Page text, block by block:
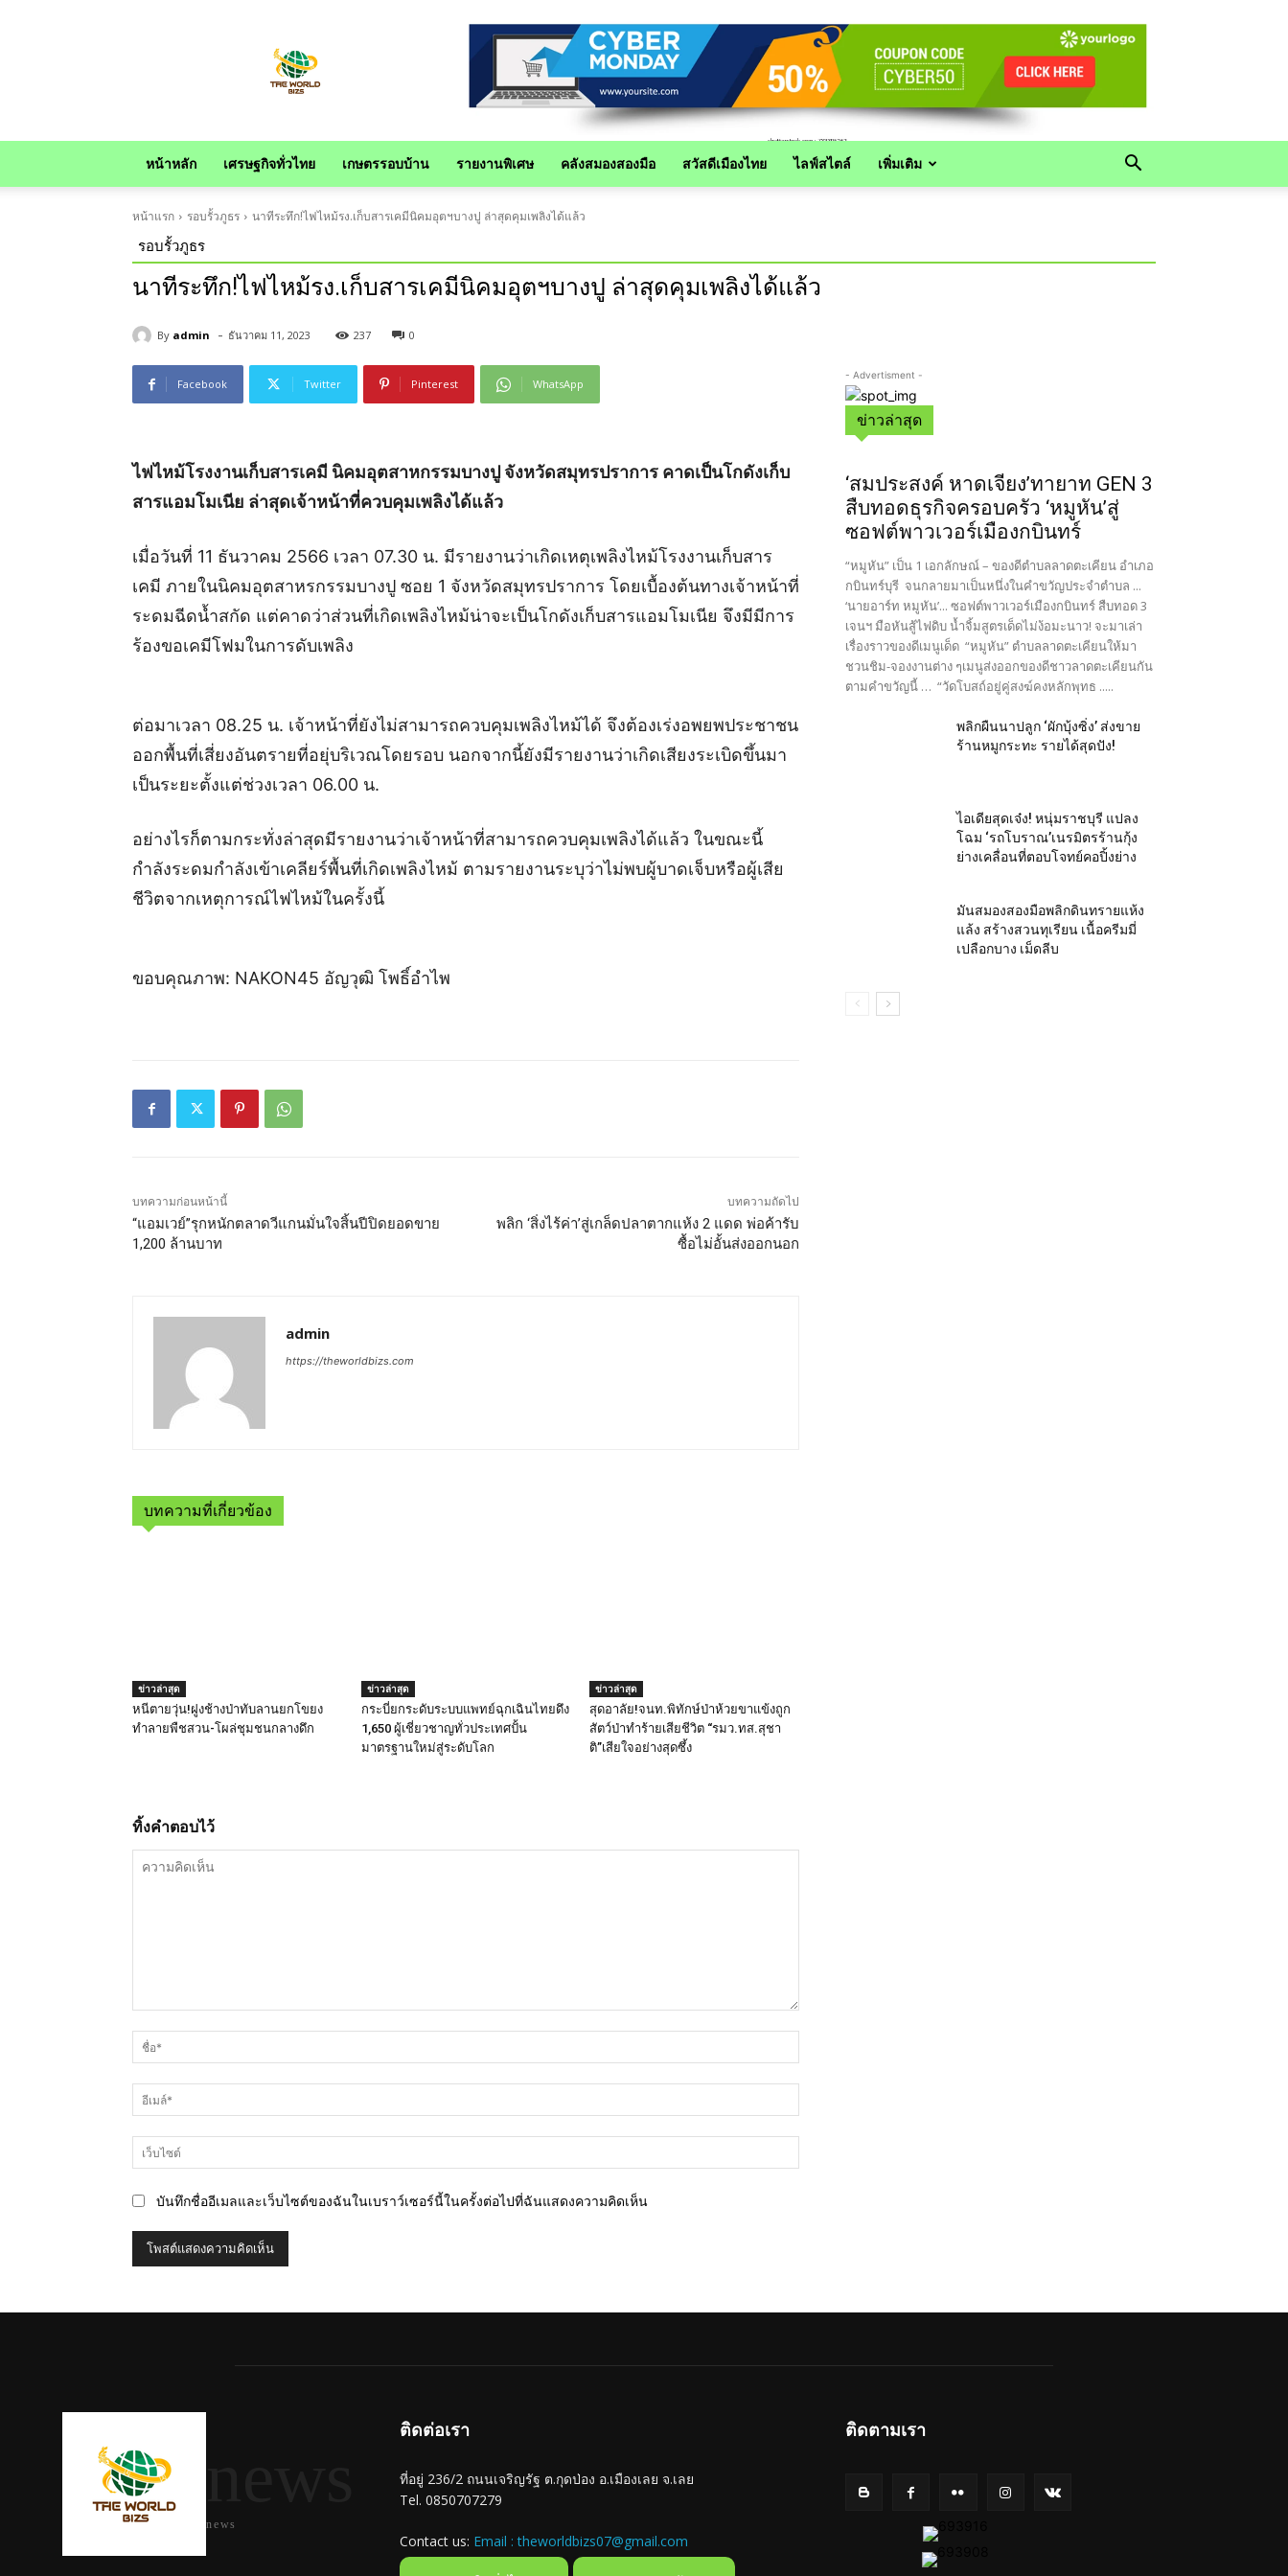
หน้าหลัก เศรษฐกิจทั่วไทย เกษตรรอบบ้าน รายงานพิเศษ คลังสมองสองมือ สวัสดีเมืองไทย ไลฟ์สไตล์ เพิ่มเติม
หน้าแรก รอบรั้วภูธร นาทีระทึก!ไฟไหม้รง.เก็บสารเคมีนิคมอุตฯบางปู ล่าสุดคุมเพลิงได้แล้ว
รอบรั้วภูธร
นาทีระทึก!ไฟไหม้รง.เก็บสารเคมีนิคมอุตฯบางปู ล่าสุดคุมเพลิงได้แล้ว
By admin - ธันวาคม 11, 2023 237 0
Facebook Twitter Pinterest WhatsApp
ไฟไหม้โรงงานเก็บสารเคมี นิคมอุตสาหกรรมบางปู จังหวัดสมุทรปราการ คาดเป็นโกดังเก็บ
สารแอมโมเนีย ล่าสุดเจ้าหน้าที่ควบคุมเพลิงได้แล้ว
เมื่อวันที่ 11 ธันวาคม 2566 เวลา 07.30 น. มีรายงานว่าเกิดเหตุเพลิงไหม้โรงงานเก็บสาร
เคมี ภายในนิคมอุตสาหรกรรมบางปู ซอย 1 จังหวัดสมุทรปราการ โดยเบื้องต้นทางเจ้าหน้าที่
ระดมฉีดน้ำสกัด แต่คาดว่าส่วนที่เกิดเพลิงไหม้น่าจะเป็นโกดังเก็บสารแอมโมเนีย จึงมีมีการ
ร้องขอเคมีโฟมในการดับเพลิง
ต่อมาเวลา 08.25 น. เจ้าหน้าที่ยังไม่สามารถควบคุมเพลิงไหม้ได้ จึงต้องเร่งอพยพประชาชน
ออกพื้นที่เสี่ยงอันตรายที่อยุ่บริเวณโดยรอบ นอกจากนี้ยังมีรายงานว่าเกิดเสียงระเบิดขึ้นมา
เป็นระยะตั้งแต่ช่วงเวลา 06.00 น.
อย่างไรก็ตามกระทั่งล่าสุดมีรายงานว่าเจ้าหน้าที่สามารถควบคุมเพลิงได้แล้ว ในขณะนี้
กำลังระดมกำลังเข้าเคลียร์พื้นที่เกิดเพลิงไหม้ ตามรายงานระบุว่าไม่พบผู้บาดเจ็บหรือผู้เสีย
ชีวิตจากเหตุการณ์ไฟไหม้ในครั้งนี้
ขอบคุณภาพ: NAKON45 อัญวุฒิ โพธิ์อำไพ
บทความก่อนหน้านี้
“แอมเวย์”รุกหนักตลาดวีแกนมั่นใจสิ้นปีปิดยอดขาย
1,200 ล้านบาท
บทความถัดไป
พลิก ‘สิ่งไร้ค่า’สู่เกล็ดปลาตากแห้ง 2 แดด พ่อค้ารับ
ซื้อไม่อั้นส่งออกนอก
admin
https://theworldbizs.com
บทความที่เกี่ยวข้อง
ข่าวล่าสุด
หนีตายวุ่น!ฝูงช้างป่าทับลานยกโขยง
ทำลายพืชสวน-โผล่ชุมชนกลางดึก
ข่าวล่าสุด
กระบี่ยกระดับระบบแพทย์ฉุกเฉินไทยดึง
1,650 ผู้เชี่ยวชาญทั่วประเทศปั้น
มาตรฐานใหม่สู่ระดับโลก
ข่าวล่าสุด
สุดอาลัย!จนท.พิทักษ์ป่าห้วยขาแข้งถูก
สัตว์ป่าทำร้ายเสียชีวิต “รมว.ทส.สุชา
ติ”เสียใจอย่างสุดซึ้ง
ทิ้งคำตอบไว้
คิด
เห็น
บันทึกชื่ออีเมลและเว็บไซต์ของฉันในเบราว์เซอร์นี้ในครั้งต่อไปที่ฉันแสดงความคิดเห็น
- Advertisment -
ข่าวล่าสุด
‘สมประสงค์ หาดเจียง’ทายาท GEN 3
สืบทอดธุรกิจครอบครัว ‘หมูหัน’สู่
ซอฟต์พาวเวอร์เมืองกบินทร์
“หมูหัน” เป็น 1 เอกลักษณ์ – ของดีตำบลลาดตะเคียน อำเภอ
กบินทร์บุรี จนกลายมาเป็นหนึ่งในคำขวัญประจำตำบล ...
‘นายอาร์ท หมูหัน’... ซอฟต์พาวเวอร์เมืองกบินทร์ สืบทอด 3
เจนฯ มือหันสู้ไฟดิบ น้ำจิ้มสูตรเด็ดไม่ง้อมะนาว! จะมาเล่า
เรื่องราวของดีเมนูเด็ด “หมูหัน” ตำบลลาดตะเคียนให้มา
ชวนชิม-จองงานต่าง ๆเมนูส่งออกของดีชาวลาดตะเคียนกัน
ตามคำขวัญนี้ … “วัดโบสถ์อยู่คู่สงฆ์คงหลักพุทธ .....
พลิกผืนนาปลูก ‘ผักบุ้งซิ่ง’ ส่งขาย
ร้านหมูกระทะ รายได้สุดปัง!
ไอเดียสุดเจ๋ง! หนุ่มราชบุรี แปลง
โฉม ‘รถโบราณ’เนรมิตรร้านกุ้ง
ย่างเคลื่อนที่ตอบโจทย์คอปิ้งย่าง
มันสมองสองมือพลิกดินทรายแห้ง
แล้ง สร้างสวนทุเรียน เนื้อครีมมี่
เปลือกบาง เม็ดลีบ
news
ติดต่อเรา
ที่อยู่ 236/2 ถนนเจริญรัฐ ต.กุดป่อง อ.เมืองเลย จ.เลย
Tel. 0850707279
Contact us: Email : theworldbizs07@gmail.com
ติดตามเรา